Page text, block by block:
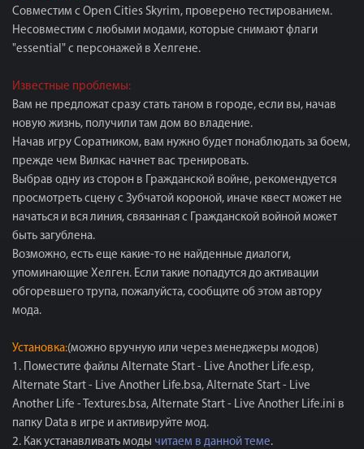
Совместим с Open Cities Skyrim, проверено тестированием.
Несовместим с любыми модами, которые снимают флаги
"essential" с персонажей в Хелгене.
Известные проблемы:
Вам не предложат сразу стать таном в городе, если вы, начав
новую жизнь, получили там дом во владение.
Начав игру Соратником, вам нужно будет понаблюдать за боем,
прежде чем Вилкас начнет вас тренировать.
Выбрав одну из сторон в Гражданской войне, рекомендуется
просмотреть сцену с Зубчатой короной, иначе квест может не
начаться и вся линия, связанная с Гражданской войной может
быть загублена.
Возможно, есть еще какие-то не найденные диалоги,
упоминающие Хелген. Если такие попадутся до активации
обгоревшего трупа, пожалуйста, сообщите об этом автору
мода.
Установка:(можно вручную или через менеджеры модов)
1. Поместите файлы Alternate Start - Live Another Life.esp,
Alternate Start - Live Another Life.bsа, Alternate Start - Live
Another Life - Textures.bsa, Alternate Start - Live Another Life.ini в
папку Data в игре и активируйте мод.
2. Как устанавливать моды читаем в данной теме.